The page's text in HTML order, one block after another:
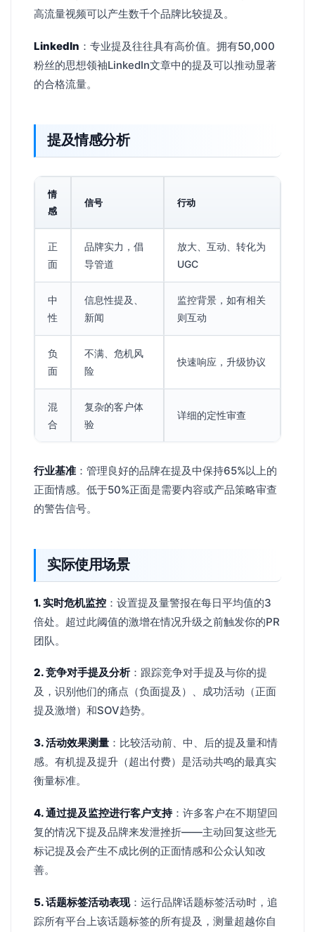
高流量视频可以产生数千个品牌比较提及。
LinkedIn ：专业提及往往具有高价值。拥有50,000
粉丝的思想领袖LinkedIn文章中的提及可以推动显著
的合格流量。
提及情感分析
情
感
信号 行动
正
面
品牌实力，倡
导管道
放大、互动、转化为
UGC
中
性
信息性提及、
新闻
监控背景，如有相关
则互动
负
面
不满、危机风
险
快速响应，升级协议
混
合
复杂的客户体
验
详细的定性审查
行业基准 ：管理良好的品牌在提及中保持65%以上的
正面情感。低于50%正面是需要内容或产品策略审查
的警告信号。
实际使用场景
1. 实时危机监控 ：设置提及量警报在每日平均值的3
倍处。超过此阈值的激增在情况升级之前触发你的PR
团队。
2. 竞争对手提及分析：跟踪竞争对手提及与你的提
及，识别他们的痛点（负面提及）、成功活动（正面
提及激增）和SOV趋势。
3. 活动效果测量 ：比较活动前、中、后的提及量和情
感。有机提及提升（超出付费）是活动共鸣的最真实
衡量标准。
4. 通过提及监控进行客户支持：许多客户在不期望回
复的情况下提及品牌来发泄挫折——主动回复这些无
标记提及会产生不成比例的正面情感和公众认知改
善。
5. 话题标签活动表现：运行品牌话题标签活动时，追
踪所有平台上该话题标签的所有提及，测量超越你自